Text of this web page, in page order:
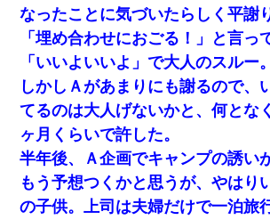
なったことに気づいたらしく平謝
「埋め合わせにおごる！」と言っ
「いいよいいよ」で大人のスルー。
しかしＡがあまりにも謝るので、
てるのは大人げないかと、何とな
ヶ月くらいで許した。
半年後、Ａ企画でキャンプの誘い
もう予想つくかと思うが、やはり
の子供。上司は夫婦だけで一泊旅